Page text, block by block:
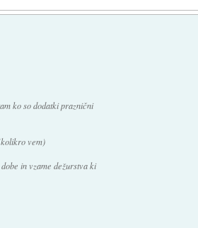
ko so dodatki praznični
vem)
in vzame dežurstva ki